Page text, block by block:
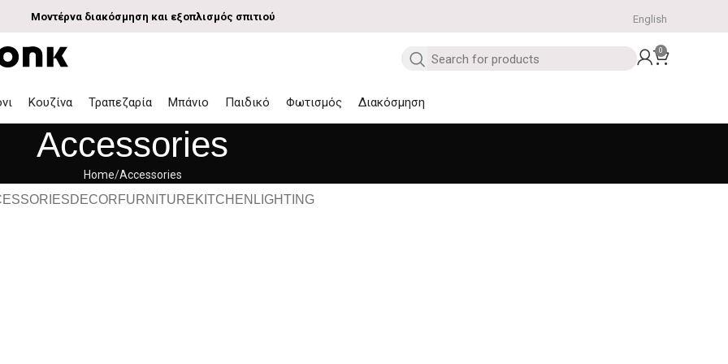
Μοντέρνα διακόσμηση και εξοπλισμός σπιτιού English
0
Κουζίνα Τραπεζαρία Μπάνιο Παιδικό Φωτισμός Διακόσμηση
Accessories
Home Accessories
DECORFURNITUREKITCHEN LIGHTING